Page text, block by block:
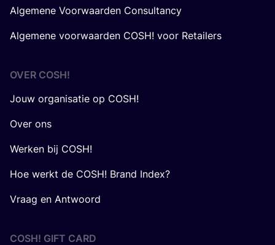
Algemene Voorwaarden Consultancy
Algemene voorwaarden COSH! voor Retailers
OVER COSH!
Jouw organisatie op COSH!
Over ons
Werken bij COSH!
Hoe werkt de COSH! Brand Index?
Vraag en Antwoord
COSH! GIFT CARD